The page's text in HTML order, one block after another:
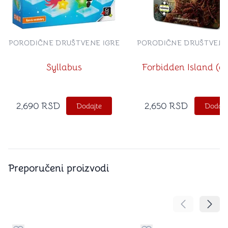
Syllabus
PORODIČNE DRUŠTVENE IGRE
2,690 RSD Dodajte
Forbidden Island
PORODIČNE
2,650 RSD
Preporučeni proizvodi
Pomeranje